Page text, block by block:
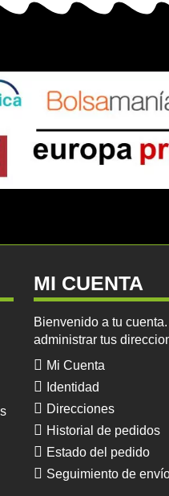
MI CUENTA
Bienvenido a tu
administrar tus
Mi Cuenta
Identidad
Direcciones
Historial de pedidos
Estado del pedido
Seguimiento de